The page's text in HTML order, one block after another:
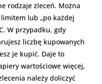
rodzaje zleceń. Można
lub „po każdej
W przypadku, gdy
liczbę kupowanych
je kupić. Daje to
wartościowe więcej,
należy doliczyć